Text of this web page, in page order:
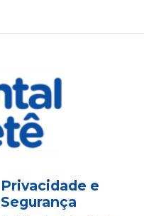
Privacidade e
Segurança